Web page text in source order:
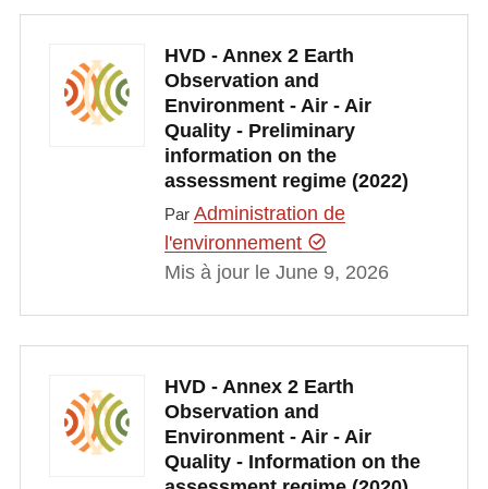
HVD - Annex 2 Earth
Observation and
Environment - Air - Air
Quality - Preliminary
information on the
assessment regime (2022)
Par Administration de
l'environnement
Mis à jour le June 9, 2026
HVD - Annex 2 Earth
Observation and
Environment - Air - Air
Quality - Information on the